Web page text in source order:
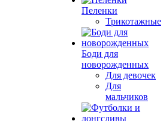
Пеленки
Трикотажные
Боди для
новорожденных
Для девочек
Для
мальчиков